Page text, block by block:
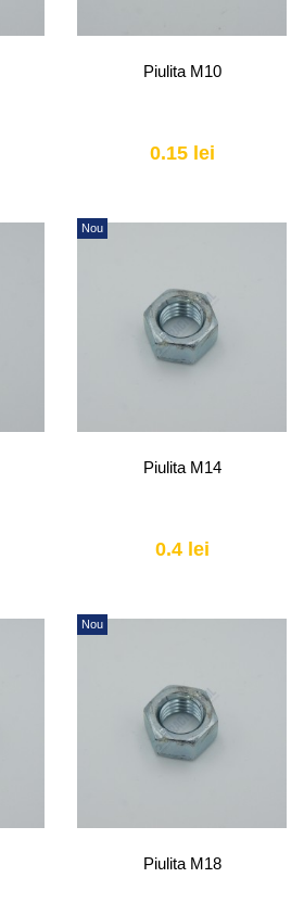
Piulita M10
0.15 lei
Nou
Piulita M14
0.4 lei
Nou
Piulita M18